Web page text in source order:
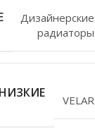
Дизайнерские
радиаторы
VELAR